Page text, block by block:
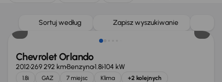
Sortuj według Zapisz wyszukiwanie
Świeżo skupione
Chevrolet Orlando
2012269 292 kmBenzyna1.8i104 kW
1.8i GAZ 7 miejsc Klima +2 kolejnych